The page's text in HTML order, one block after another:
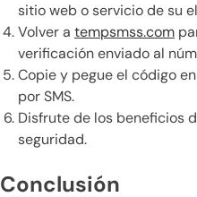
sitio web o servicio de su
Volver a tempsmss.com
verificación enviado al
Copie y pegue el código
por SMS.
Disfrute de los beneficios
seguridad.
Conclusión